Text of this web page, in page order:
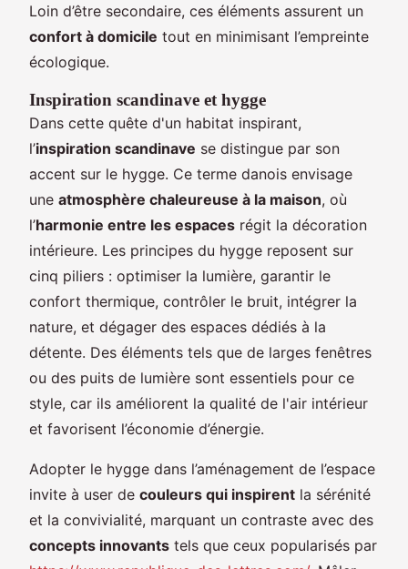
Loin d’être secondaire, ces éléments assurent un
confort à domicile tout en minimisant l’empreinte
écologique.
Inspiration scandinave et hygge
Dans cette quête d'un habitat inspirant,
l’inspiration scandinave se distingue par son
accent sur le hygge. Ce terme danois envisage
une atmosphère chaleureuse à la maison, où
l’harmonie entre les espaces régit la décoration
intérieure. Les principes du hygge reposent sur
cinq piliers : optimiser la lumière, garantir le
confort thermique, contrôler le bruit, intégrer la
nature, et dégager des espaces dédiés à la
détente. Des éléments tels que de larges fenêtres
ou des puits de lumière sont essentiels pour ce
style, car ils améliorent la qualité de l'air intérieur
et favorisent l’économie d’énergie.
Adopter le hygge dans l’aménagement de l’espace
invite à user de couleurs qui inspirent la sérénité
et la convivialité, marquant un contraste avec des
concepts innovants tels que ceux popularisés par